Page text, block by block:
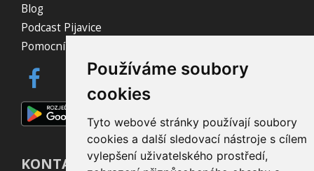
Používáme soubory
cookies
Tyto webové stránky používají soubory
cookies a další sledovací nástroje s cílem
vylepšení uživatelského prostředí,
Blog
Podcast Pijavice
Pomocník do prohlížeče
KONTAKT